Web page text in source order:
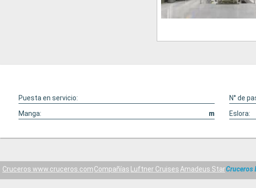
Puesta en servicio: N° de
Manga:
m Eslora:
Cruceros www.cruceros.comCompañías Luftner CruisesAmadeus StarCruceros